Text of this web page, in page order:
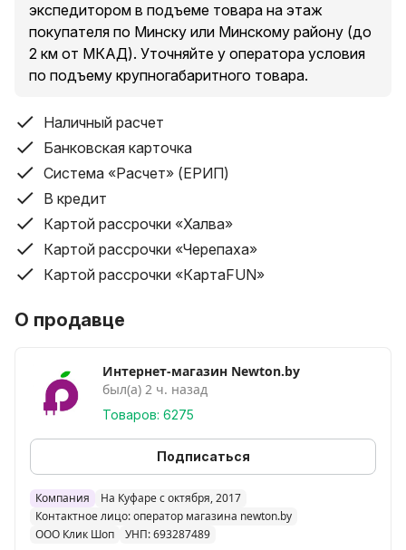
товаров в пункты выдачи, подробнее уточняйте у
менеджера при оформлении заказа.
району (до 2 км от МКАД за исключением п. Сокол и
Аэропорт-Минск ):
Доставка товаров стоимостью свыше 200 руб. –
бесплатно.
Доставка товаров стоимостью до 200 руб. – от 10
рублей.
Доставка товара производится бесплатно до
подъезда (до забора в частном доме) покупателя.
Условия доставки курьером по Беларуси (кроме
мобильные телефоны свыше 200 руб.). Все остальные
категории товаров, во все города – от 16 бел. руб.
(географию и конечную стоимость доставки
необходимо индивидуально уточнять у оператора).
Доставка товара по регионам производится до
подъезда или до забора в частном доме.
Срок доставки по Беларуси составляет от 1-ого дня
экспедитором в подъеме товара на этаж
покупателя по Минску или Минскому району (до
2 км от МКАД). Уточняйте у оператора условия
по подъему крупногабаритного товара.
Наличный расчет
Банковская карточка
Система «Расчет» (ЕРИП)
В кредит
Картой рассрочки «Халва»
Картой рассрочки «Черепаха»
Картой рассрочки «КартаFUN»
О продавце
Интернет-магазин Newton.by
был(а) 2 ч. назад
Товаров: 6275
Подписаться
Компания
На Куфаре с октября, 2017
Контактное лицо: оператор магазина newton.by
ООО Клик Шоп
УНП: 693287489